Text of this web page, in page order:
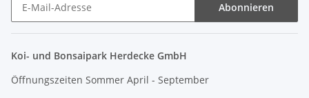
Abonnieren
Koi- und Bonsaipark Herdecke GmbH
Öffnungszeiten Sommer April - September